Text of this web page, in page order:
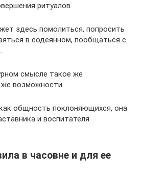
ритуалов.
здесь помолиться, попросить
в содеянном, пообщаться с
смысле такое же
же возможности.
общность поклоняющихся, она
и воспитателя
в часовне и для ее